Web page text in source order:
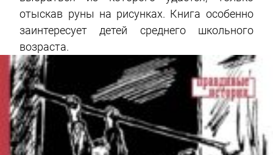
отыскав руны на рисунках. Книга особенно
заинтересует детей среднего школьного
возраста.